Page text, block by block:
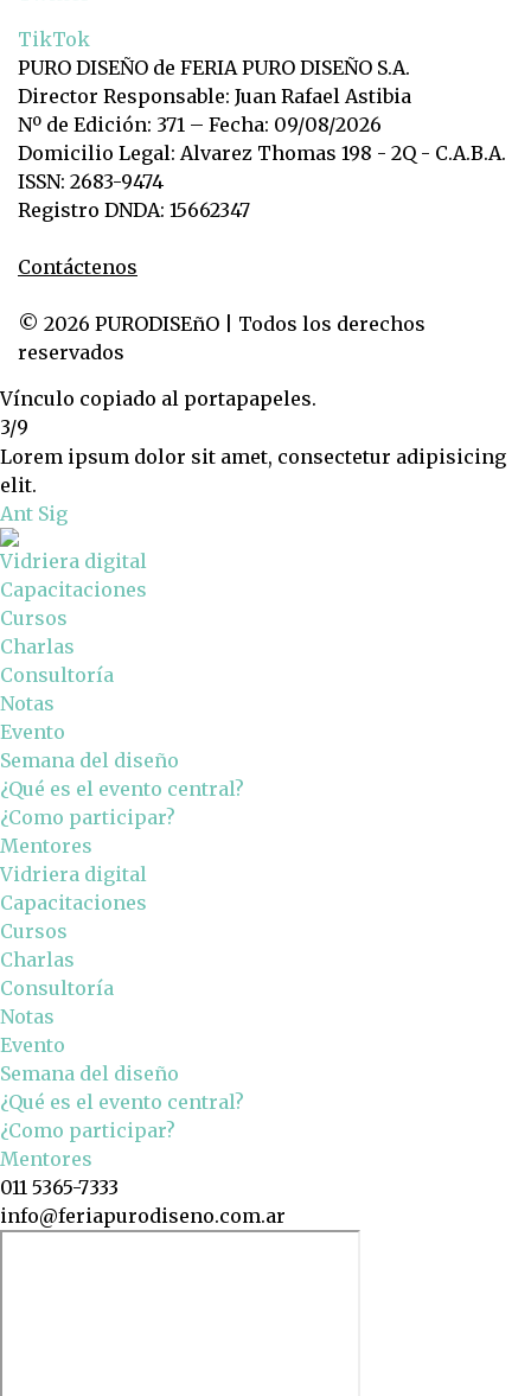
TikTok
PURO DISEÑO de FERIA PURO DISEÑO S.A.
Director Responsable: Juan Rafael Astibia
Nº de Edición: 371 – Fecha: 09/08/2026
Domicilio Legal: Alvarez Thomas 198 - 2Q - C.A.B.A.
ISSN: 2683-9474
Registro DNDA: 15662347
Contáctenos
© 2026 PURODISEñO | Todos los derechos
reservados
Vínculo copiado al portapapeles.
3/9
Lorem ipsum dolor sit amet, consectetur adipisicing
elit.
Ant Sig
Vidriera digital
Capacitaciones
Cursos
Charlas
Consultoría
Notas
Evento
Semana del diseño
¿Qué es el evento central?
¿Como participar?
Mentores
Vidriera digital
Capacitaciones
Cursos
Charlas
Consultoría
Notas
Evento
Semana del diseño
¿Qué es el evento central?
¿Como participar?
Mentores
011 5365-7333
info@feriapurodiseno.com.ar